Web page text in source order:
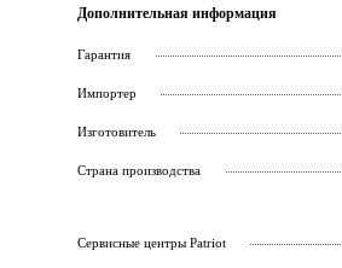
Дополнительная информация
Гарантия
Импортер
Изготовитель
Страна производства
Cервисные центры Patriot